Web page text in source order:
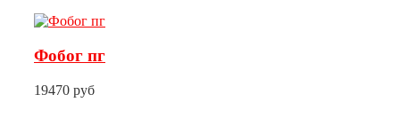
Фобог пг
19470 руб